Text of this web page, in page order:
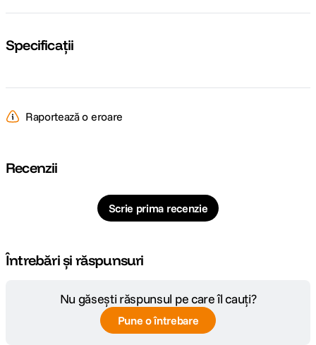
Specificații
Raportează o eroare
Recenzii
Scrie prima recenzie
Întrebări și răspunsuri
Nu găsești răspunsul pe care îl cauți?
Pune o întrebare